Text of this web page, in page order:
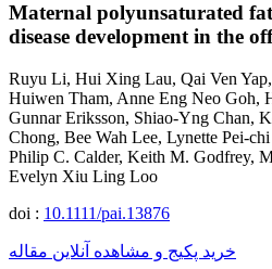
Maternal polyunsaturated
disease development in the
Ruyu Li, Hui Xing Lau, Qai Ven
Huiwen Tham, Anne Eng Neo Goh,
Gunnar Eriksson, Shiao-Yng Chan,
Chong, Bee Wah Lee, Lynette Pei-
Philip C. Calder, Keith M. Godfrey,
Evelyn Xiu Ling Loo
doi : 10.1111/pai.13876
خرید پکیج و مشاهده آنلاین مقاله